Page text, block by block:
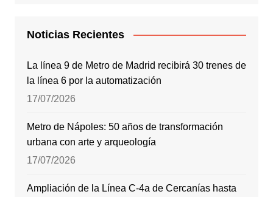
Noticias Recientes
La línea 9 de Metro de Madrid recibirá 30 trenes de
la línea 6 por la automatización
17/07/2026
Metro de Nápoles: 50 años de transformación
urbana con arte y arqueología
17/07/2026
Ampliación de la Línea C-4a de Cercanías hasta